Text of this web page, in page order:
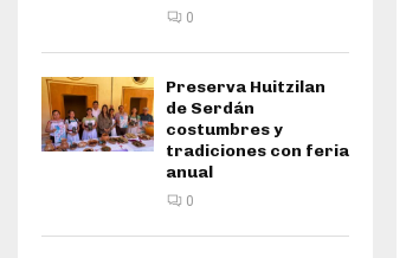
0
Preserva Huitzilan
de Serdán
costumbres y
tradiciones con feria
anual
0